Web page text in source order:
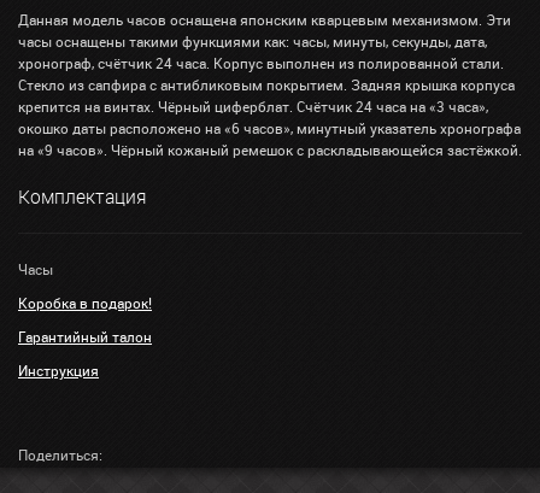
Данная модель часов оснащена японским кварцевым механизмом. Эти
часы оснащены такими функциями как: часы, минуты, секунды, дата,
хронограф, счётчик 24 часа. Корпус выполнен из полированной стали.
Стекло из сапфира с антибликовым покрытием. Задняя крышка корпуса
крепится на винтах. Чёрный циферблат. Счётчик 24 часа на «3 часа»,
окошко даты расположено на «6 часов», минутный указатель хронографа
на «9 часов». Чёрный кожаный ремешок с раскладывающейся застёжкой.
Комплектация
Часы
Коробка в подарок!
Гарантийный талон
Инструкция
Поделиться: